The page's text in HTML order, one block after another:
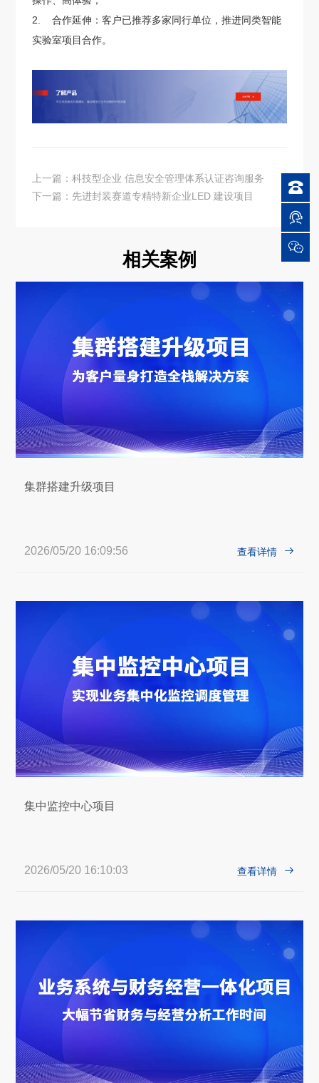



2. 合作延伸：客户已推荐多家同行单位，推进同类智能
实验室项目合作。
上一篇：科技型企业 信息安全管理体系认证咨询服务
下一篇：先进封装赛道专精特新企业LED 建设项目
相关案例
集群搭建升级项目
2026/05/20 16:09:56 查看详情 
集中监控中心项目
2026/05/20 16:10:03 查看详情 